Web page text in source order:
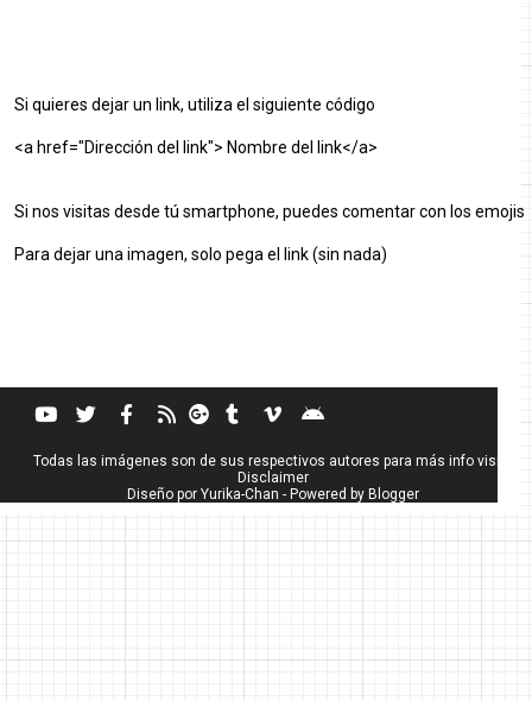
Si quieres dejar un link, utiliza el siguiente código
<a href="Dirección del link"> Nombre del link</a>
Si nos visitas desde tú smartphone, puedes comentar con los emojis
Para dejar una imagen, solo pega el link (sin nada)
Todas las imágenes son de sus respectivos autores para más info visita
Disclaimer
Diseño por Yurika-Chan - Powered by Blogger